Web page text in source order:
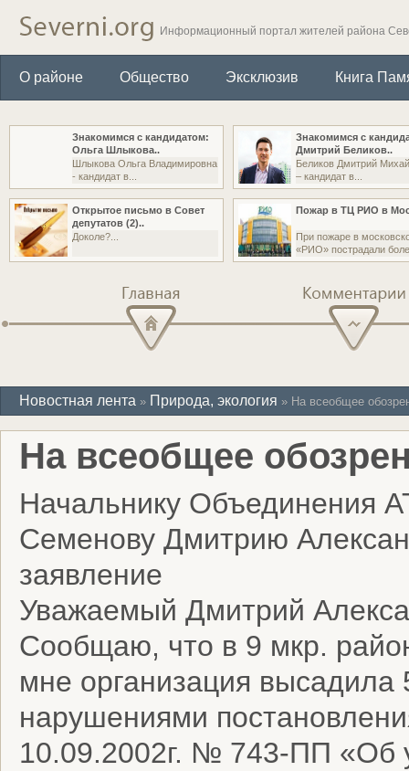
Информационный портал жителей района
О районе Общество Эксклюзив Книга
Знакомимся с кандидатом:
Ольга Шлыкова..
Шлыкова Ольга Владимировна
- кандидат в...
Знакомимся с
Дмитрий Беликов..
Беликов Дмитрий
– кандидат в...
Открытое письмо в Совет
депутатов (2)..
Доколе?...
Пожар в ТЦ РИО в
При пожаре в
«РИО» пострадали
Новостная лента » Природа, экология » На всеобщее
На всеобщее
Начальнику Объединения
Семенову Дмитрию
заявление
Уважаемый Дмитрий
Сообщаю, что в 9 мкр.
мне организация
нарушениями
10.09.2002г. № 743-ПП «Об